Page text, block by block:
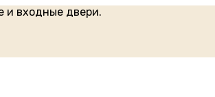
и входные двери.